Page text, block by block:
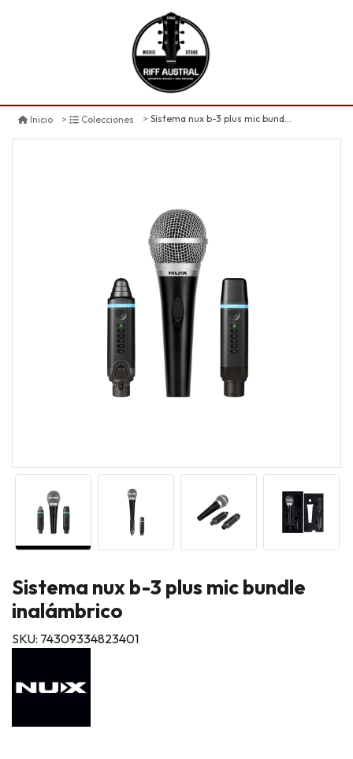
Inicio Colecciones Sistema nux b-3 plus mic bundle inalámbrico
Sistema nux b-3 plus mic bundle
inalámbrico
SKU: 74309334823401